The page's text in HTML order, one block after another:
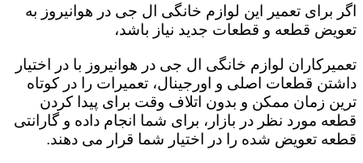
اگر برای تعمیر این لوازم خانگی ال جی در هوانیروز به
تعویض قطعه و قطعات جدید نیاز باشد،
تعمیرکاران لوازم خانگی ال جی در هوانیروز با در اختیار
داشتن قطعات اصلی و اورجینال، تعمیرات را در کوتاه
ترین زمان ممکن و بدون اتلاف وقت برای پیدا کردن
قطعه مورد نظر در بازار، برای شما انجام داده و گارانتی
قطعه تعویض شده را در اختیار شما قرار می دهند.